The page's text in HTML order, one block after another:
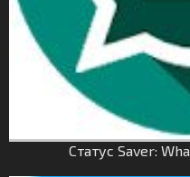
Статус Saver: